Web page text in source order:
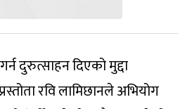
दुरुत्साहन दिएको मुद्दा
रवि लामिछानले अभियोग